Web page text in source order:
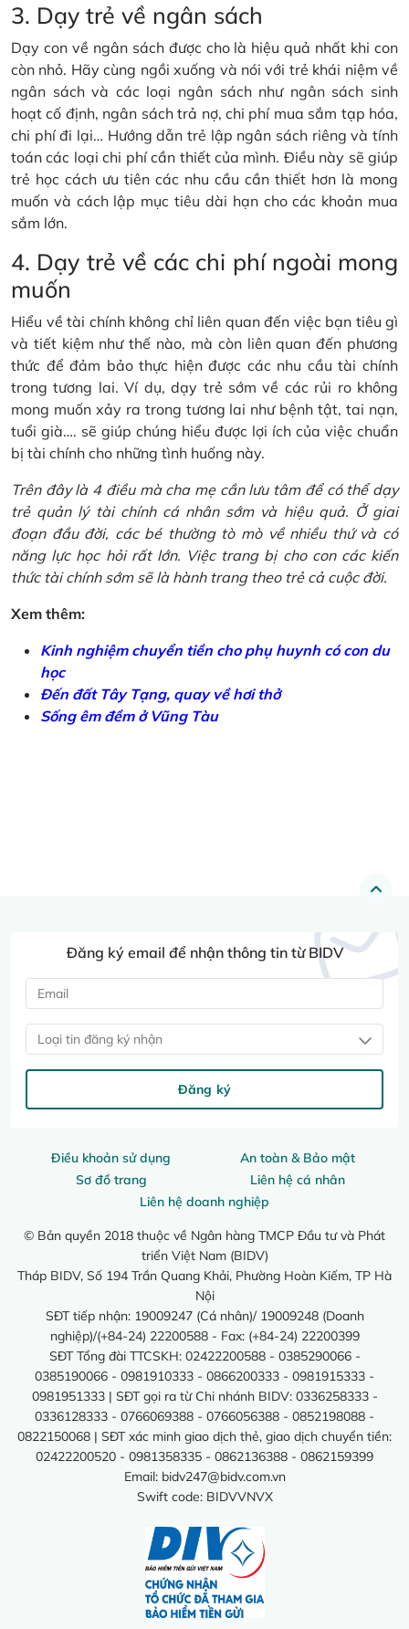
3. Dạy trẻ về ngân sách
Dạy con về ngân sách được cho là hiệu quả nhất khi con
còn nhỏ. Hãy cùng ngồi xuống và nói với trẻ khái niệm về
ngân sách và các loại ngân sách như ngân sách sinh
hoạt cố định, ngân sách trả nợ, chi phí mua sắm tạp hóa,
chi phí đi lại… Hướng dẫn trẻ lập ngân sách riêng và tính
toán các loại chi phí cần thiết của mình. Điều này sẽ giúp
trẻ học cách ưu tiên các nhu cầu cần thiết hơn là mong
muốn và cách lập mục tiêu dài hạn cho các khoản mua
sắm lớn.
4. Dạy trẻ về các chi phí ngoài mong
muốn
Hiểu về tài chính không chỉ liên quan đến việc bạn tiêu gì
và tiết kiệm như thế nào, mà còn liên quan đến phương
thức để đảm bảo thực hiện được các nhu cầu tài chính
trong tương lai. Ví dụ, dạy trẻ sớm về các rủi ro không
mong muốn xảy ra trong tương lai như bệnh tật, tai nạn,
tuổi già…. sẽ giúp chúng hiểu được lợi ích của việc chuẩn
bị tài chính cho những tình huống này.
Trên đây là 4 điều mà cha mẹ cần lưu tâm để có thể dạy
trẻ quản lý tài chính cá nhân sớm và hiệu quả. Ở giai
đoạn đầu đời, các bé thường tò mò về nhiều thứ và có
năng lực học hỏi rất lớn. Việc trang bị cho con các kiến
thức tài chính sớm sẽ là hành trang theo trẻ cả cuộc đời.
Xem thêm:
Kinh nghiệm chuyển tiền cho phụ huynh có con du
học
Đến đất Tây Tạng, quay về hơi thở
Sống êm đềm ở Vũng Tàu
Điều khoản sử dụng
An toàn & Bảo mật
Sơ đồ trang
Liên hệ cá nhân
Liên hệ doanh nghiệp
© Bản quyền 2018 thuộc về Ngân hàng TMCP Đầu tư và Phát
triển Việt Nam (BIDV)
Tháp BIDV, Số 194 Trần Quang Khải, Phường Hoàn Kiếm, TP Hà
Nội
SĐT tiếp nhận: 19009247 (Cá nhân)/ 19009248 (Doanh
nghiệp)/(+84-24) 22200588 - Fax: (+84-24) 22200399
SĐT Tổng đài TTCSKH: 02422200588 - 0385290066 -
0385190066 - 0981910333 - 0866200333 - 0981915333 -
0981951333 | SĐT gọi ra từ Chi nhánh BIDV: 0336258333 -
0336128333 - 0766069388 - 0766056388 - 0852198088 -
0822150068 | SĐT xác minh giao dịch thẻ, giao dịch chuyển tiền:
02422200520 - 0981358335 - 0862136388 - 0862159399
Email: bidv247@bidv.com.vn
Swift code: BIDVVNVX
Đăng ký email để nhận thông tin từ BIDV
Loại tin đăng ký nhận
Đăng ký